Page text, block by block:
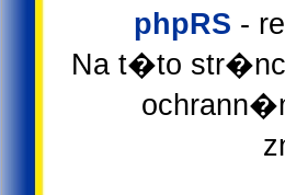
phpRS -
Na t�to